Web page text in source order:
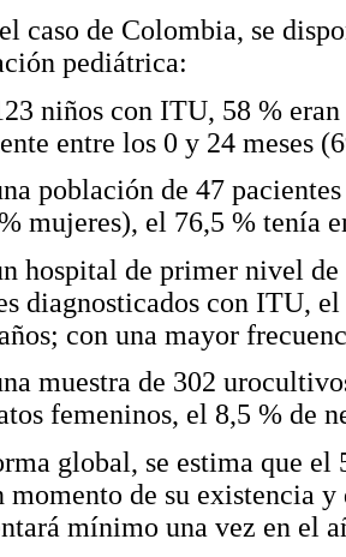
caso de Colombia, se
pediátrica:
niños con ITU, 58 %
entre los 0 y 24 meses
población de 47
mujeres), el 76,5 % tenía
hospital de primer nivel
diagnosticados con ITU,
con una mayor
muestra de 302
femeninos, el 8,5 % de
global, se estima que el
momento de su existencia
mínimo una vez en el